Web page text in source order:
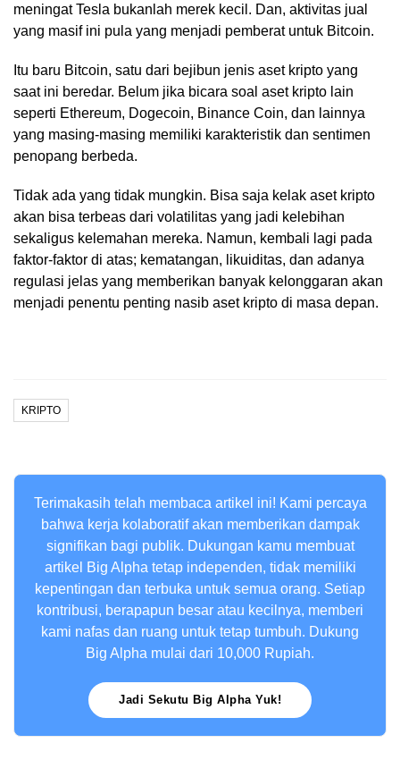
meningat Tesla bukanlah merek kecil. Dan, aktivitas jual
yang masif ini pula yang menjadi pemberat untuk Bitcoin.
Itu baru Bitcoin, satu dari bejibun jenis aset kripto yang
saat ini beredar. Belum jika bicara soal aset kripto lain
seperti Ethereum, Dogecoin, Binance Coin, dan lainnya
yang masing-masing memiliki karakteristik dan sentimen
penopang berbeda.
Tidak ada yang tidak mungkin. Bisa saja kelak aset kripto
akan bisa terbeas dari volatilitas yang jadi kelebihan
sekaligus kelemahan mereka. Namun, kembali lagi pada
faktor-faktor di atas; kematangan, likuiditas, dan adanya
regulasi jelas yang memberikan banyak kelonggaran akan
menjadi penentu penting nasib aset kripto di masa depan.
KRIPTO
Terimakasih telah membaca artikel ini! Kami percaya
bahwa kerja kolaboratif akan memberikan dampak
signifikan bagi publik. Dukungan kamu membuat
artikel Big Alpha tetap independen, tidak memiliki
kepentingan dan terbuka untuk semua orang. Setiap
kontribusi, berapapun besar atau kecilnya, memberi
kami nafas dan ruang untuk tetap tumbuh. Dukung
Big Alpha mulai dari 10,000 Rupiah.
Jadi Sekutu Big Alpha Yuk!